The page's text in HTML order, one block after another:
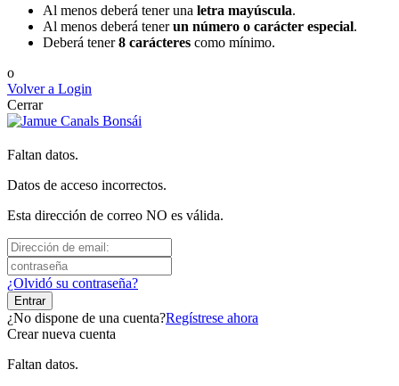
Al menos deberá tener una letra mayúscula.
Al menos deberá tenerun número o carácter especial.
Deberá tener8 carácteres como mínimo.
o
Volver a Login
Cerrar
Faltan datos.
Datos de acceso incorrectos.
Esta dirección de correo NO es válida.
¿Olvidó su contraseña?
Entrar
¿No dispone de una cuenta?Regístrese ahora
Crear nueva cuenta
Faltan datos.